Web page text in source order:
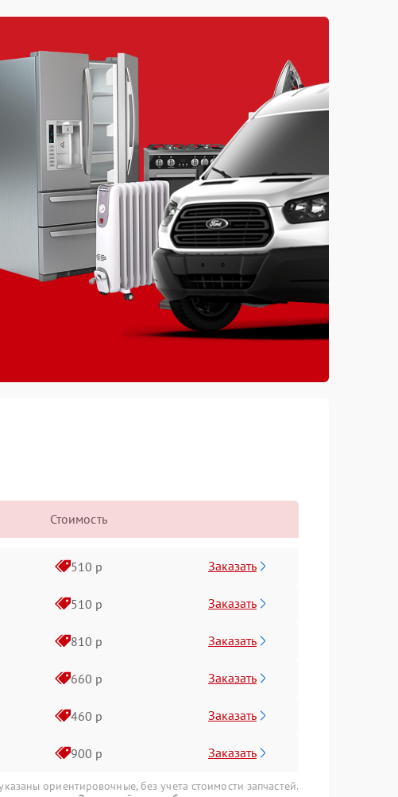
Стоимость
510 р Заказать
510 р Заказать
810 р Заказать
660 р Заказать
460 р Заказать
900 р Заказать
ориентировочные, без учета стоимости запчастей.